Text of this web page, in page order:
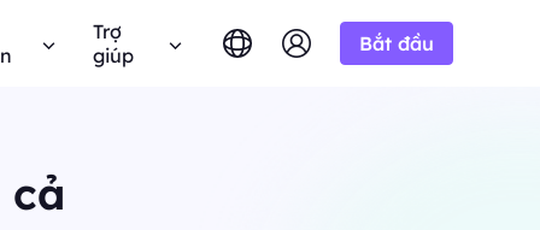
miễn phí
BẮT ĐẦU TỪ
$-/1K kết quả
10% Không giới
hạn
Trợ
giúp
hỏi thường gặp
câu hỏi? Duyệt qua danh sách FAQ và nhận câu
português
Русский
Bắt đầu
cả